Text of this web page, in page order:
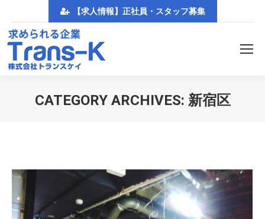
【求人情報】正社員・スタッフ募集
CATEGORY ARCHIVES: 新宿区